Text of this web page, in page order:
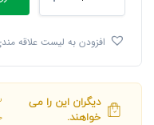
XPG
REACTOR
تعداد
افزودن به لیست علاقه
دیگران این را می
خواهند.